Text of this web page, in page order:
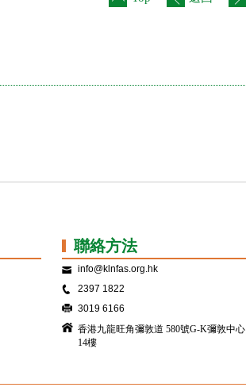
聯絡方法
info@klnfas.org.hk
2397 1822
3019 6166
香港九龍旺角彌敦道 580號G-K彌敦中心
14樓